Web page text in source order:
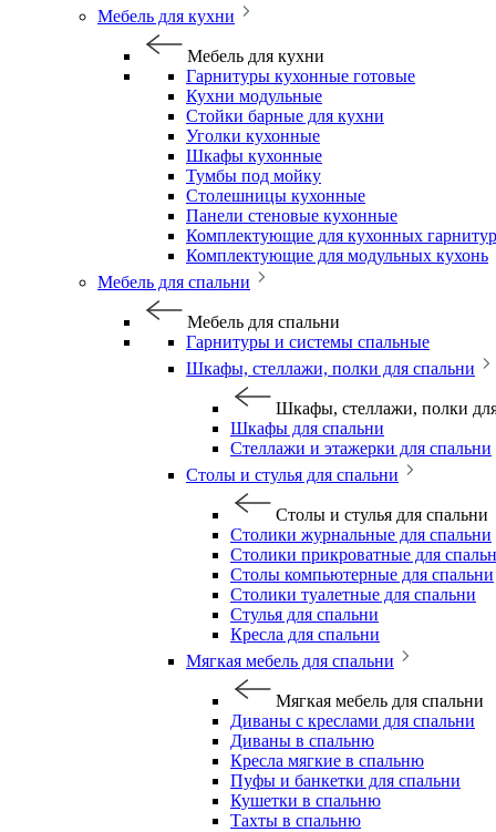
Мебель для кухни
Мебель для кухни
Гарнитуры кухонные готовые
Кухни модульные
Стойки барные для кухни
Уголки кухонные
Шкафы кухонные
Тумбы под мойку
Столешницы кухонные
Панели стеновые кухонные
Комплектующие для кухонных
Комплектующие для модульных кухонь
Мебель для спальни
Мебель для спальни
Гарнитуры и системы спальные
Шкафы, стеллажи, полки для спальни
Шкафы, стеллажи, полки
Шкафы для спальни
Стеллажи и этажерки для спальни
Столы и стулья для спальни
Столы и стулья для спальни
Столики журнальные для спальни
Столики прикроватные для
Столы компьютерные для спальни
Столики туалетные для спальни
Стулья для спальни
Кресла для спальни
Мягкая мебель для спальни
Мягкая мебель для спальни
Диваны с креслами для спальни
Диваны в спальню
Кресла мягкие в спальню
Пуфы и банкетки для спальни
Кушетки в спальню
Тахты в спальню